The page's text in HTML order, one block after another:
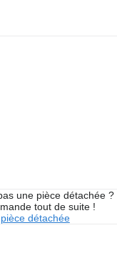
une pièce détachée ?
tout de suite !
détachée